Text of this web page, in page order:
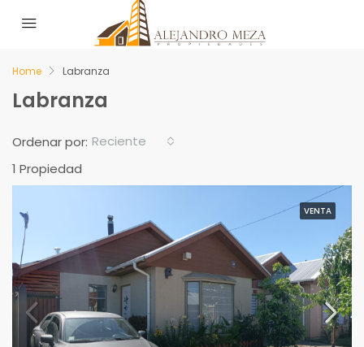
Home Labranza
Labranza
1 Propiedad
Ordenar por: Reciente
VENTA